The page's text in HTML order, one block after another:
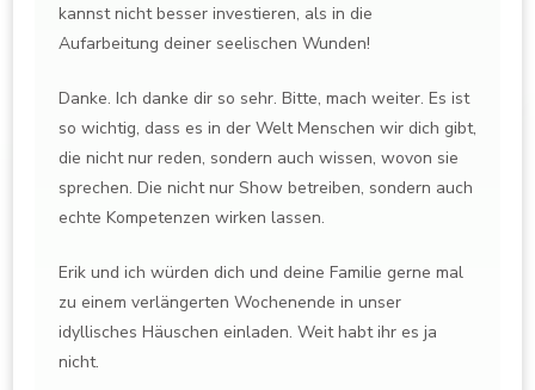
kannst nicht besser investieren, als in die
Aufarbeitung deiner seelischen Wunden!
Danke. Ich danke dir so sehr. Bitte, mach weiter. Es ist
so wichtig, dass es in der Welt Menschen wir dich gibt,
die nicht nur reden, sondern auch wissen, wovon sie
sprechen. Die nicht nur Show betreiben, sondern auch
echte Kompetenzen wirken lassen.
Erik und ich würden dich und deine Familie gerne mal
zu einem verlängerten Wochenende in unser
idyllisches Häuschen einladen. Weit habt ihr es ja
nicht.